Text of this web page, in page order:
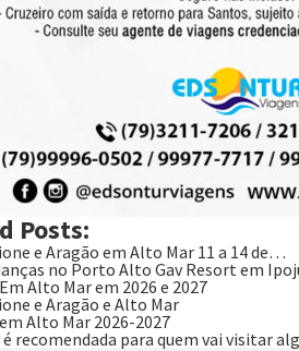
Posts:
e Aragão em Alto Mar 11 a 14 de…
no Porto Alto Gav Resort em
Alto Mar em 2026 e 2027
e Aragão e Alto Mar
Alto Mar 2026-2027
é recomendada para quem vai visitar